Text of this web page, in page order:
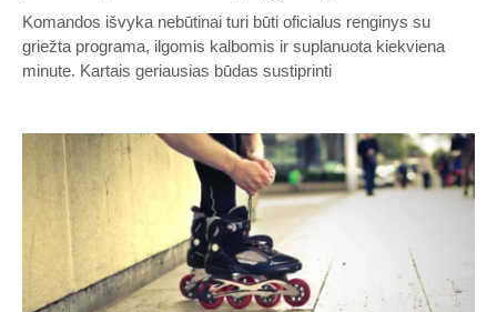
Komandos išvyka nebūtinai turi būti oficialus renginys su
griežta programa, ilgomis kalbomis ir suplanuota kiekviena
minute. Kartais geriausias būdas sustiprinti